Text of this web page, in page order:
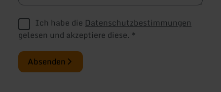
Ich habe die Datenschutzbestimmungen
gelesen und akzeptiere diese. *
Absenden